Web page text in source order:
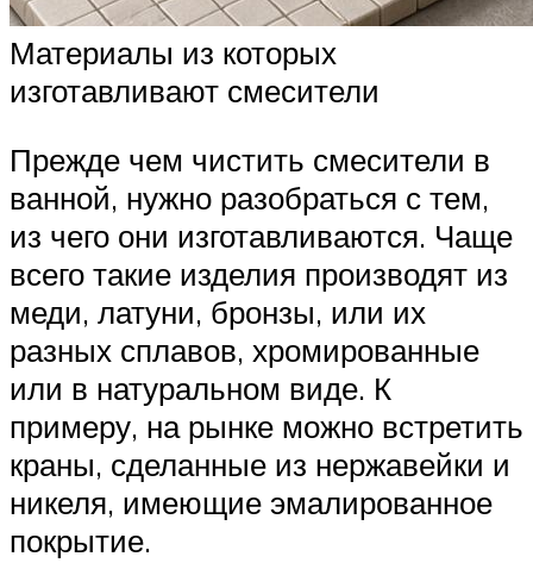
Материалы из которых
изготавливают смесители
Прежде чем чистить смесители в
ванной, нужно разобраться с тем,
из чего они изготавливаются. Чаще
всего такие изделия производят из
меди, латуни, бронзы, или их
разных сплавов, хромированные
или в натуральном виде. К
примеру, на рынке можно встретить
краны, сделанные из нержавейки и
никеля, имеющие эмалированное
покрытие.